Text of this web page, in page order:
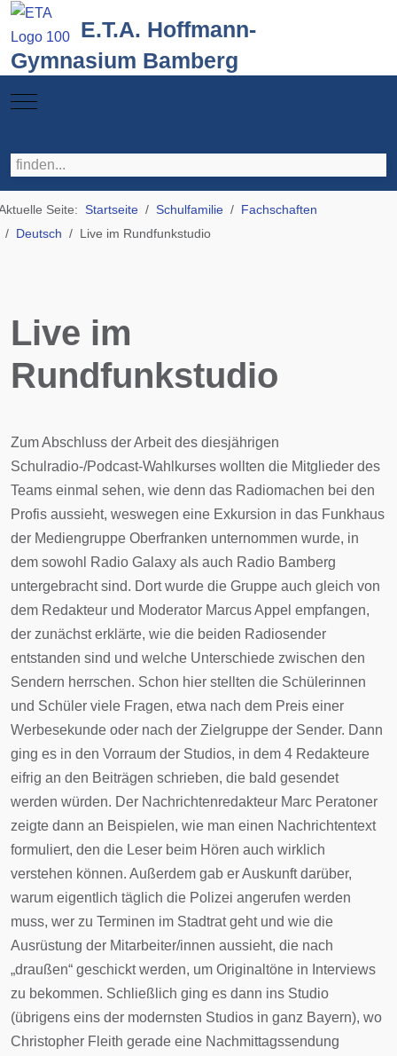
E.T.A. Hoffmann-
Gymnasium Bamberg
Mobile Menu Toggle
Seite: Startseite Schulfamilie
Fachschaften
Deutsch
Live im Rundfunkstudio
Live im
Rundfunkstudio
Zum Abschluss der Arbeit des diesjährigen
Schulradio-/Podcast-Wahlkurses wollten die Mitglieder des
Teams einmal sehen, wie denn das Radiomachen bei den
Profis aussieht, weswegen eine Exkursion in das Funkhaus
der Mediengruppe Oberfranken unternommen wurde, in
dem sowohl Radio Galaxy als auch Radio Bamberg
untergebracht sind. Dort wurde die Gruppe auch gleich von
dem Redakteur und Moderator Marcus Appel empfangen,
der zunächst erklärte, wie die beiden Radiosender
entstanden sind und welche Unterschiede zwischen den
Sendern herrschen. Schon hier stellten die Schülerinnen
und Schüler viele Fragen, etwa nach dem Preis einer
Werbesekunde oder nach der Zielgruppe der Sender. Dann
ging es in den Vorraum der Studios, in dem 4 Redakteure
eifrig an den Beiträgen schrieben, die bald gesendet
werden würden. Der Nachrichtenredakteur Marc Peratoner
zeigte dann an Beispielen, wie man einen Nachrichtentext
formuliert, den die Leser beim Hören auch wirklich
verstehen können. Außerdem gab er Auskunft darüber,
warum eigentlich täglich die Polizei angerufen werden
muss, wer zu Terminen im Stadtrat geht und wie die
Ausrüstung der Mitarbeiter/innen aussieht, die nach
„draußen“ geschickt werden, um Originaltöne in Interviews
zu bekommen. Schließlich ging es dann ins Studio
(übrigens eins der modernsten Studios in ganz Bayern), wo
Christopher Fleith gerade eine Nachmittagssendung